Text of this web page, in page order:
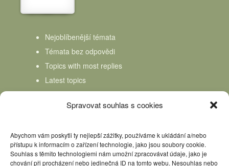
Spravovat souhlas s cookies
Abychom vám poskytli ty nejlepší zážitky, používáme k ukládání a/nebo
přístupu k informacím o zařízení technologie, jako jsou soubory cookie.
Souhlas s těmito technologiemi nám umožní zpracovávat údaje, jako je
chování při procházení nebo jedinečná ID na tomto webu. Nesouhlas nebo
Nejoblíbenější témata
Témata bez odpovědi
Topics with most replies
Latest topics
Topics Freshness